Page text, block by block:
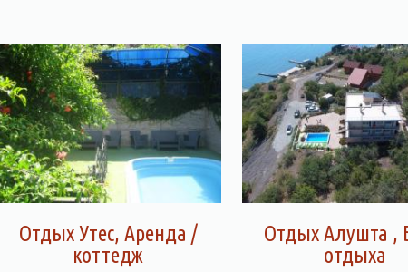
Отдых Утес, Аренда /
коттедж
Отдых Алушта ,
отдыха